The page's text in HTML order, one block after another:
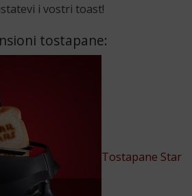
i vostri toast!
tostapane:
Tostapane Star